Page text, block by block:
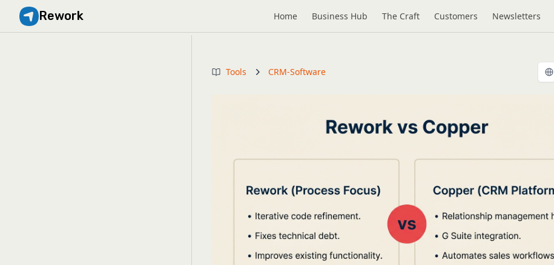
Rework Home Business Hub The Craft Customers Newsletters
Tools CRM-Software